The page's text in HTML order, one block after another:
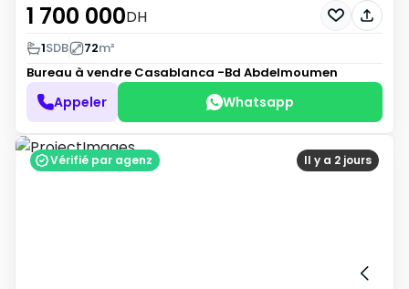
1 700 000DH
1SDB 72m²
Bureau à vendre Casablanca -Bd Abdelmoumen
Appeler Whatsapp
Il y a 2 jours
Vérifié par agenz